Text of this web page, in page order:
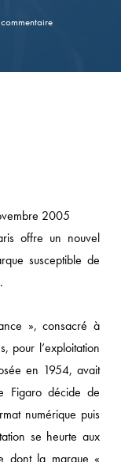
2005
offre un nouvel
susceptible de
», consacré à
pour l’exploitation
en 1954, avait
Figaro décide de
numérique puis
se heurte aux
dont la marque «